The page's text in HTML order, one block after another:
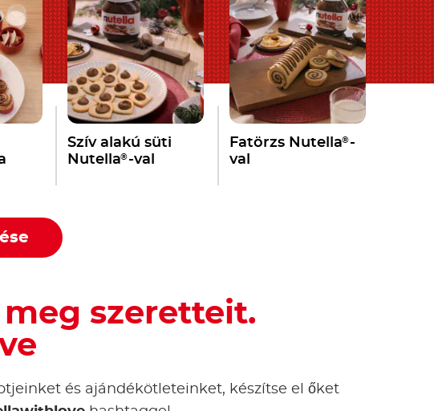
Szív alakú süti
Nutella®-val
Fatörzs Nutella® -
val
meg szeretteit.
és ajándékötleteinket, készítse el őket